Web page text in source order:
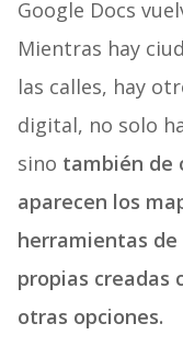
Google Docs
Mientras hay
las calles, hay
digital, no solo
sino también de
aparecen los
herramientas
propias creadas
otras opciones.